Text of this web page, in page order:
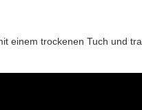
einem trockenen Tuch und